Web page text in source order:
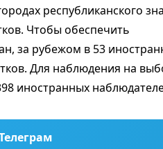
республиканского
Чтобы обеспечить
за рубежом в 53
Для наблюдения на
иностранных